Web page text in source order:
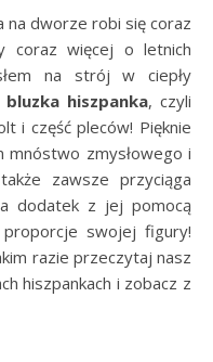
coraz więcej o letnich
na strój w ciepły
bluzka hiszpanka, czyli
i część pleców! Pięknie
mnóstwo zmysłowego i
zawsze przyciąga
dodatek z jej pomocą
swojej figury!
razie przeczytaj nasz
hiszpankach i zobacz z